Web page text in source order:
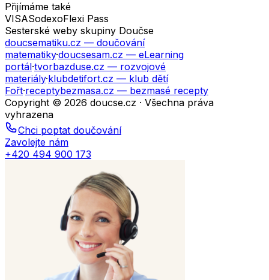
Přijímáme také
VISASodexoFlexi Pass
Sesterské weby skupiny Doučse
doucsematiku.cz — doučování
matematiky·doucsesam.cz — eLearning
portál·tvorbazduse.cz — rozvojové
materiály·klubdetifort.cz — klub dětí
Fořt·receptybezmasa.cz — bezmasé recepty
Copyright © 2026 doucse.cz · Všechna práva
vyhrazena
Chci poptat doučování
Zavolejte nám
+420 494 900 173